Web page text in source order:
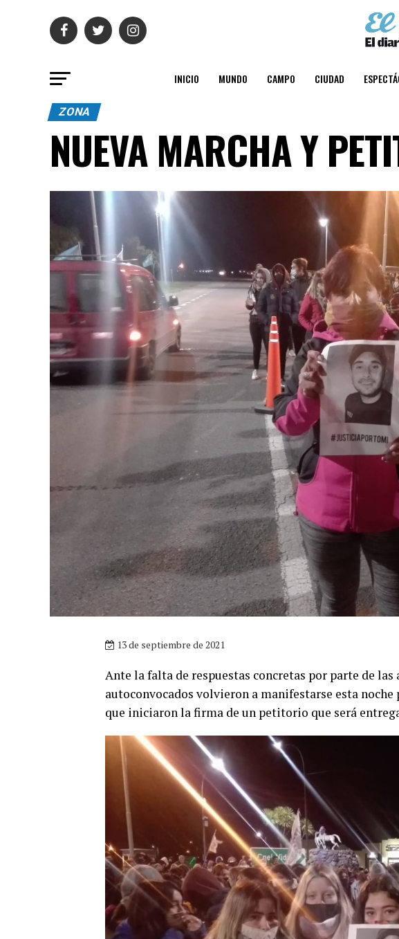
INICIO MUNDO CAMPO CIUDAD
ZONA
NUEVA MARCHA Y
13 de septiembre de 2021
Ante la falta de respuestas concretas por parte de
autoconvocados volvieron a manifestarse esta
que iniciaron la firma de un petitorio que será